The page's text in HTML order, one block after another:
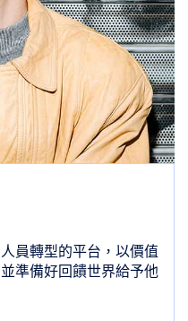
員轉型的平台，以價值
準備好回饋世界給予他